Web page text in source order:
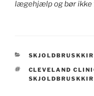
lægehjælp og bør ikke
CATEGORIES
TAGS
CLEVELAND